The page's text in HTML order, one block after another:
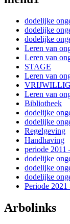
dodelijke
dodelijke
dodelijke
Leren van
Leren van
STAGE
Leren van
Leren van
Bibliotheek
dodelijke
dodelijke
Regelgeving
Handhaving
periode 2011
dodelijke
dodelijke
dodelijke
Periode 2021
Arbolinks